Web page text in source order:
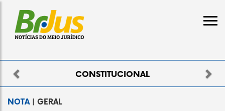
ELEITORAL
Previous
NOTA| GERAL